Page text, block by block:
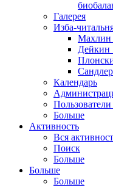
Галерея
Изба-
Махлин
Дейкин
Календарь
Пользователи
Больше
Активность
Вся
Поиск
Больше
Больше
Больше